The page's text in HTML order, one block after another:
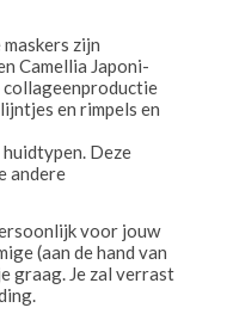
zijn
Camellia Japoni-
collageenproductie
en rimpels en
Deze
andere
voor jouw
(aan de hand van
graag. Je zal verrast